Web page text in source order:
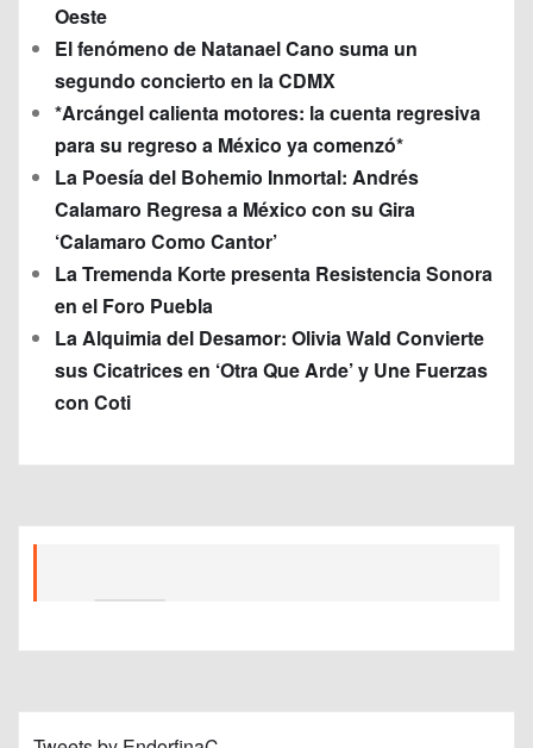
Oeste
El fenómeno de Natanael Cano suma un
segundo concierto en la CDMX
*Arcángel calienta motores: la cuenta regresiva
para su regreso a México ya comenzó*
La Poesía del Bohemio Inmortal: Andrés
Calamaro Regresa a México con su Gira
‘Calamaro Como Cantor’
La Tremenda Korte presenta Resistencia Sonora
en el Foro Puebla
La Alquimia del Desamor: Olivia Wald Convierte
sus Cicatrices en ‘Otra Que Arde’ y Une Fuerzas
con Coti